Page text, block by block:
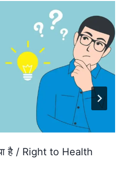
है / Right to Health